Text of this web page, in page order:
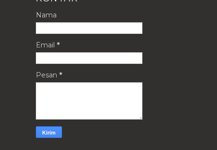
Nama
Email *
Pesan *